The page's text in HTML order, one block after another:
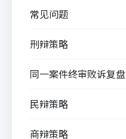
常见问题
刑辩策略
同一案件终审败诉复盘
民辩策略
商辩策略